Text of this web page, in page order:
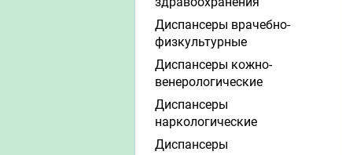
Диспансеры врачебно-
физкультурные
Диспансеры кожно-
венерологические
Диспансеры
наркологические
Диспансеры